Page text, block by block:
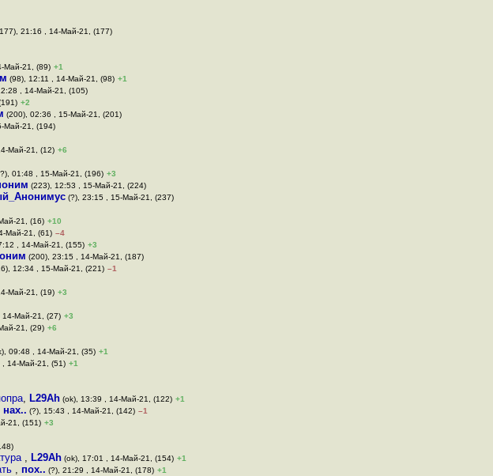
21:16 , 14-Май-21, (177)
Май-21, (89) +1
(98), 12:11 , 14-Май-21, (98) +1
, 14-Май-21, (105)
+2
(200), 02:36 , 15-Май-21, (201)
Май-21, (194)
Май-21, (12) +6
01:48 , 15-Май-21, (196) +3
(223), 12:53 , 15-Май-21, (224)
(?), 23:15 , 15-Май-21, (237)
21, (16) +10
Май-21, (61) –4
, 14-Май-21, (155) +3
(200), 23:15 , 14-Май-21, (187)
12:34 , 15-Май-21, (221) –1
Май-21, (19) +3
14-Май-21, (27) +3
21, (29) +6
09:48 , 14-Май-21, (35) +1
, 14-Май-21, (51) +1
, L29Ah (ok), 13:39 , 14-Май-21, (122) +1
нах.. (?), 15:43 , 14-Май-21, (142) –1
21, (151) +3
, L29Ah (ok), 17:01 , 14-Май-21, (154) +1
, пох.. (?), 21:29 , 14-Май-21, (178) +1